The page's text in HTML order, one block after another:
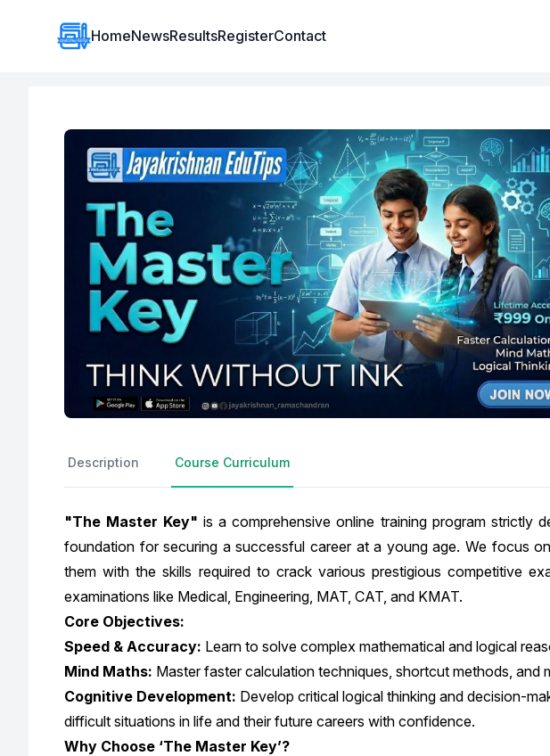
Institute Logo
HomeNewsResultsRegisterContact
Description Course Curriculum
"The Master Key" is a comprehensive online training program strictly
foundation for securing a successful career at a young age. We focus
them with the skills required to crack various prestigious competitive
examinations like Medical, Engineering, MAT, CAT, and KMAT.
Core Objectives:
Speed & Accuracy: Learn to solve complex mathematical and logical
Mind Maths: Master faster calculation techniques, shortcut methods, and
Cognitive Development: Develop critical logical thinking and decision-
difficult situations in life and their future careers with confidence.
Why Choose ‘The Master Key’?